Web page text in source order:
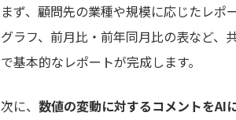
まず、顧問先の業種や規模に応じたレポ
グラフ、前月比・前年同月比の表など、
で基本的なレポートが完成します。
次に、 数値の変動に対するコメントをAI